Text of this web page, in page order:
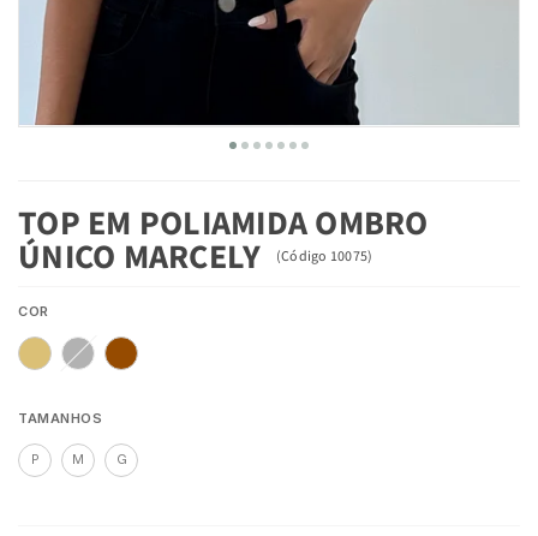
TOP EM POLIAMIDA OMBRO
ÚNICO MARCELY (Código 10075)
COR
TAMANHOS
P M G